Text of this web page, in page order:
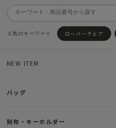
ローバーチェア
NEW ITEM
バッグ
財布・キーホルダー